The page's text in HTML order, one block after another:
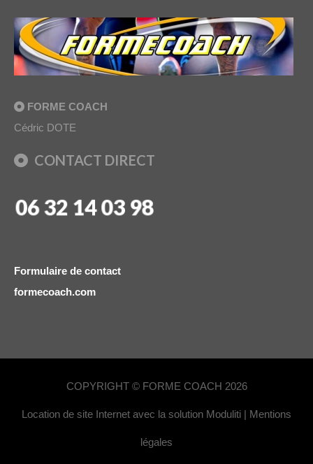
FORME COACH
Cédric DOTE
CONTACT DIRECT
06 32 14 03 98
Formulaire de contact
formecoach.com
COPYRIGHT © FORME COACH 2026
Location de site Internet avec la solution Moduliti | Mentions
légales